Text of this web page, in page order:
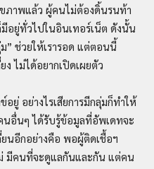
ภาพแล้ว ผู้คนไม่ต้องดิ้นรนท้า
อยู่ทั่วไปในอินเทอร์เน็ต ดังนั้น
” ช่วยให้เรารอด แต่ตอนนี้
ง ไม่ได้อยากเปิดเผยตัว
ยู่ อย่างไรเสียการมีกลุ่มก็ทำให้
นอื่นๆ ได้รับรู้ข้อมูลที่อัพเดทจะ
นอีกอย่างคือ พอผู้ติดเชื้อฯ
มีคนที่จะดูแลกันและกัน แต่คน